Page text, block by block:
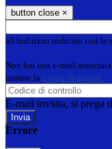
button close ×
all'indirizzo indicato con le
Non hai una e-mail
tramite la Login Spaggiari
E-mail inviata, si prega
Errore